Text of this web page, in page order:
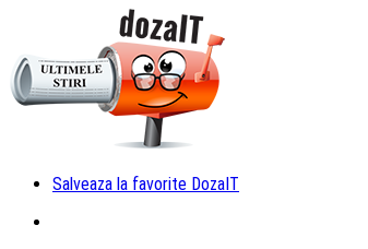
Salveaza la favorite DozaIT